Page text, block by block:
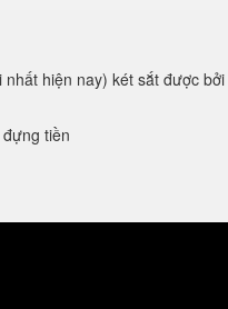
hiện nay) két sắt được
tiền